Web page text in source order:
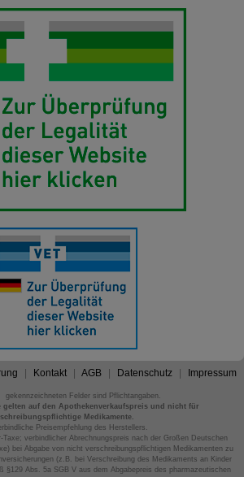
Kontakt AGB Datenschutz Impressum
gekennzeichneten Felder sind Pflichtangaben.
gelten auf den Apothekenverkaufspreis und nicht für
Medikamente.
Preisempfehlung des Herstellers.
verbindlicher Abrechnungspreis nach der Großen Deutschen
bei Abgabe von nicht verschreibungspflichtigen Medikamenten zu
(z.B. bei Verschreibung des Medikaments an Kinder
§129 Abs. 5a SGB V aus dem Abgabepreis des pharmazeutischen